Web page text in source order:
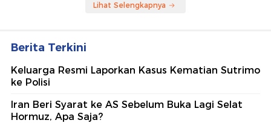
Lihat Selengkapnya
Berita Terkini
Keluarga Resmi Laporkan Kasus Kematian Sutrimo
ke Polisi
Iran Beri Syarat ke AS Sebelum Buka Lagi Selat
Hormuz, Apa Saja?